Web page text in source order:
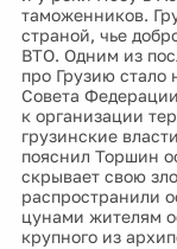
таможенников.
страной, чье
ВТО. Одним из
про Грузию стало
Совета
к организации
грузинские
пояснил Торшин
скрывает свою
распространили
цунами жителям
крупного из